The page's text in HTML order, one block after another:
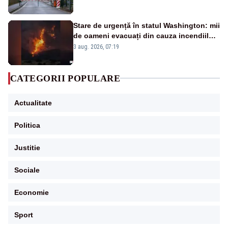
Stare de urgență în statul Washington: mii
de oameni evacuați din cauza incendiilor
puternice de vegetație
3 aug. 2026, 07:19
CATEGORII POPULARE
Actualitate
Politica
Justitie
Sociale
Economie
Sport